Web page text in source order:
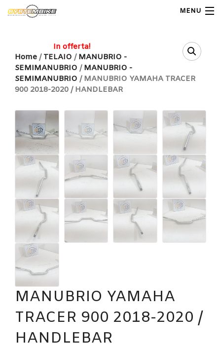
MENU
Home
Shop Moto
Shop Ricambi
Note Generali
Carrello
Home / TELAIO / MANUBRIO -
SEMIMANUBRIO / MANUBRIO -
SEMIMANUBRIO / MANUBRIO YAMAHA TRACER
900 2018-2020 / HANDLEBAR
In offerta!
MANUBRIO YAMAHA
TRACER 900 2018-2020 /
HANDLEBAR